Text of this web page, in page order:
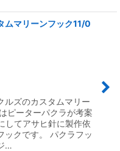
ムマリーンフック11/0
ルズのカスタムマリー
ピーターパクラが考案
してアサヒ針に製作依
ックです。 パクラフッ
…